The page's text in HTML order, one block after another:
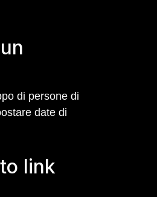
di persone di
date di
link